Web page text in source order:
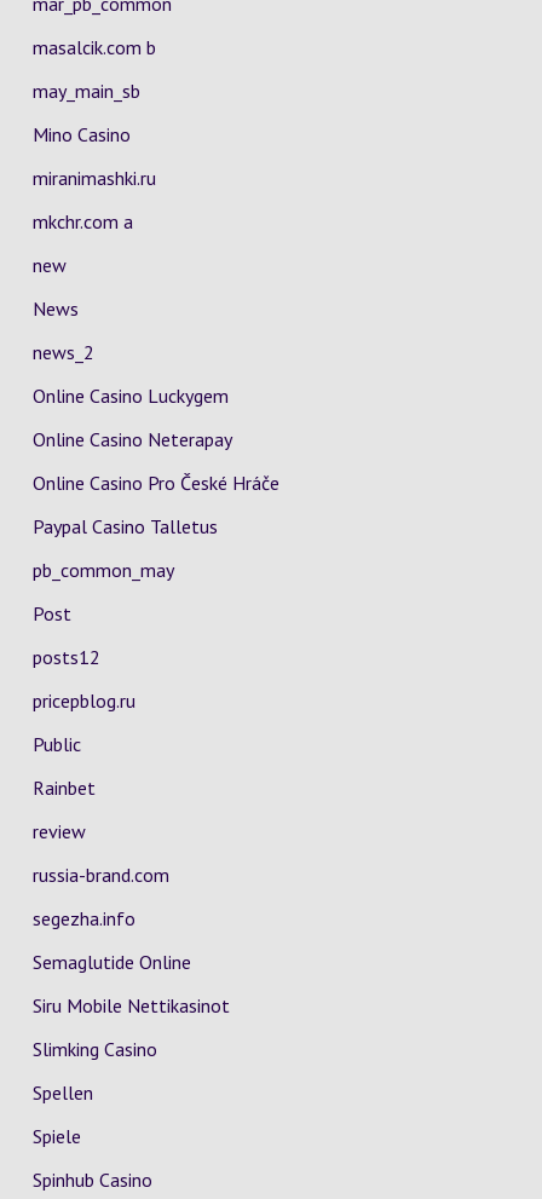
masalcik.com b
may_main_sb
Mino Casino
miranimashki.ru
mkchr.com a
new
News
news_2
Online Casino Luckygem
Online Casino Neterapay
Online Casino Pro České Hráče
Paypal Casino Talletus
pb_common_may
Post
posts12
pricepblog.ru
Public
Rainbet
review
russia-brand.com
segezha.info
Semaglutide Online
Siru Mobile Nettikasinot
Slimking Casino
Spellen
Spiele
Spinhub Casino